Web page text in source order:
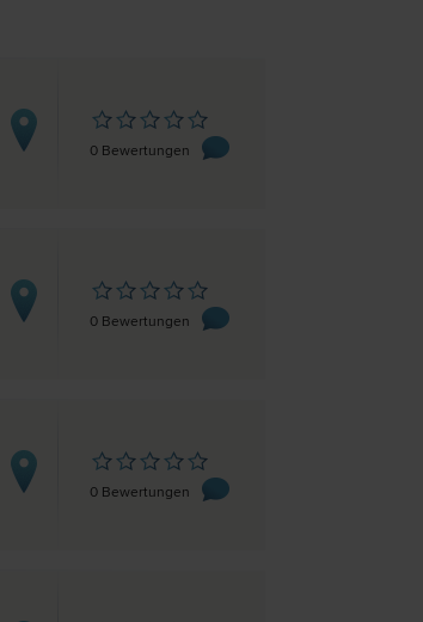
0 Bewertungen
0 Bewertungen
0 Bewertungen